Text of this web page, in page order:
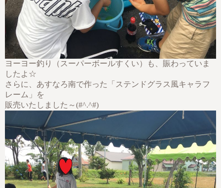
ヨーヨー釣り（スーパーボールすくい）も、賑わっていま
したよ☆
さらに、あすなろ南で作った「ステンドグラス風キャラフ
レーム」を
販売いたしました～(#^.^#)